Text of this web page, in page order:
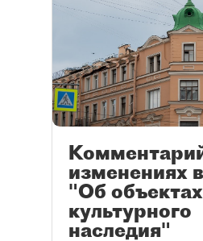
изменениях
"Об объектах
культурного
наследия"